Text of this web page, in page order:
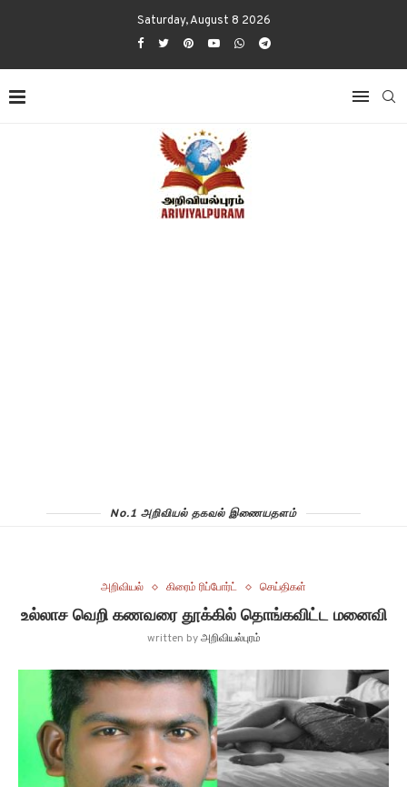
Saturday, August 8 2026
No.1 அறிவியல் தகவல் இணையதளம்
அறிவியல் கிரைம் ரிப்போர்ட் செய்திகள்
உல்லாச வெறி கணவரை தூக்கில் தொங்கவிட்ட மனைவி
written byஅறிவியல்புரம்